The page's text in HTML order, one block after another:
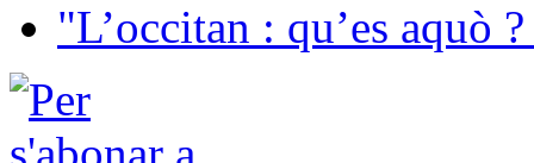
"L’occitan : qu’es aquò